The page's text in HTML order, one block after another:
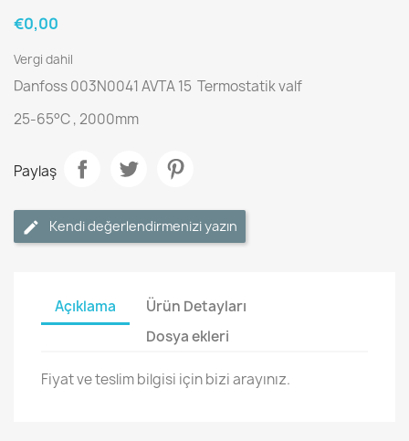
€0,00
Vergi dahil
Danfoss 003N0041 AVTA 15 Termostatik valf
25-65°C , 2000mm
Paylaş
Kendi değerlendirmenizi yazın
Açıklama
Ürün Detayları
Dosya ekleri
Fiyat ve teslim bilgisi için bizi arayınız.